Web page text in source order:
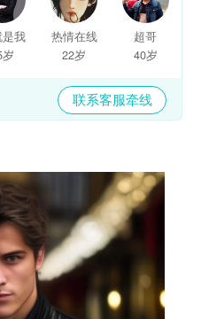
我
热情在线
22岁
超哥
40岁
联系客服牵线